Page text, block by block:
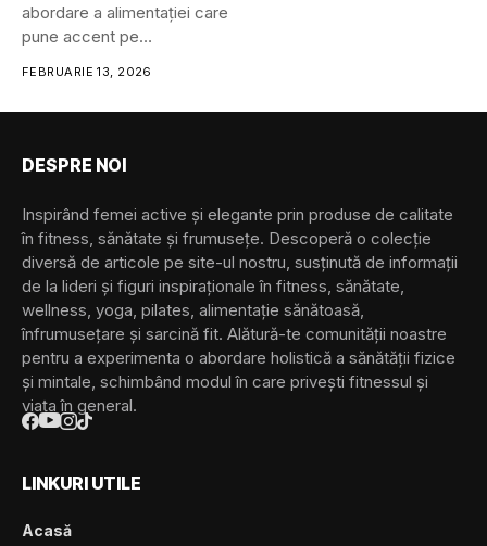
abordare a alimentației care
pune accent pe
FEBRUARIE 13, 2026
DESPRE NOI
Inspirând femei active și elegante prin produse de calitate
în fitness, sănătate și frumusețe. Descoperă o colecție
diversă de articole pe site-ul nostru, susținută de informații
de la lideri și figuri inspiraționale în fitness, sănătate,
wellness, yoga, pilates, alimentație sănătoasă,
înfrumusețare și sarcină fit. Alătură-te comunității noastre
pentru a experimenta o abordare holistică a sănătății fizice
și mintale, schimbând modul în care privești fitnessul și
viața în general.
LINKURI UTILE
Acasă